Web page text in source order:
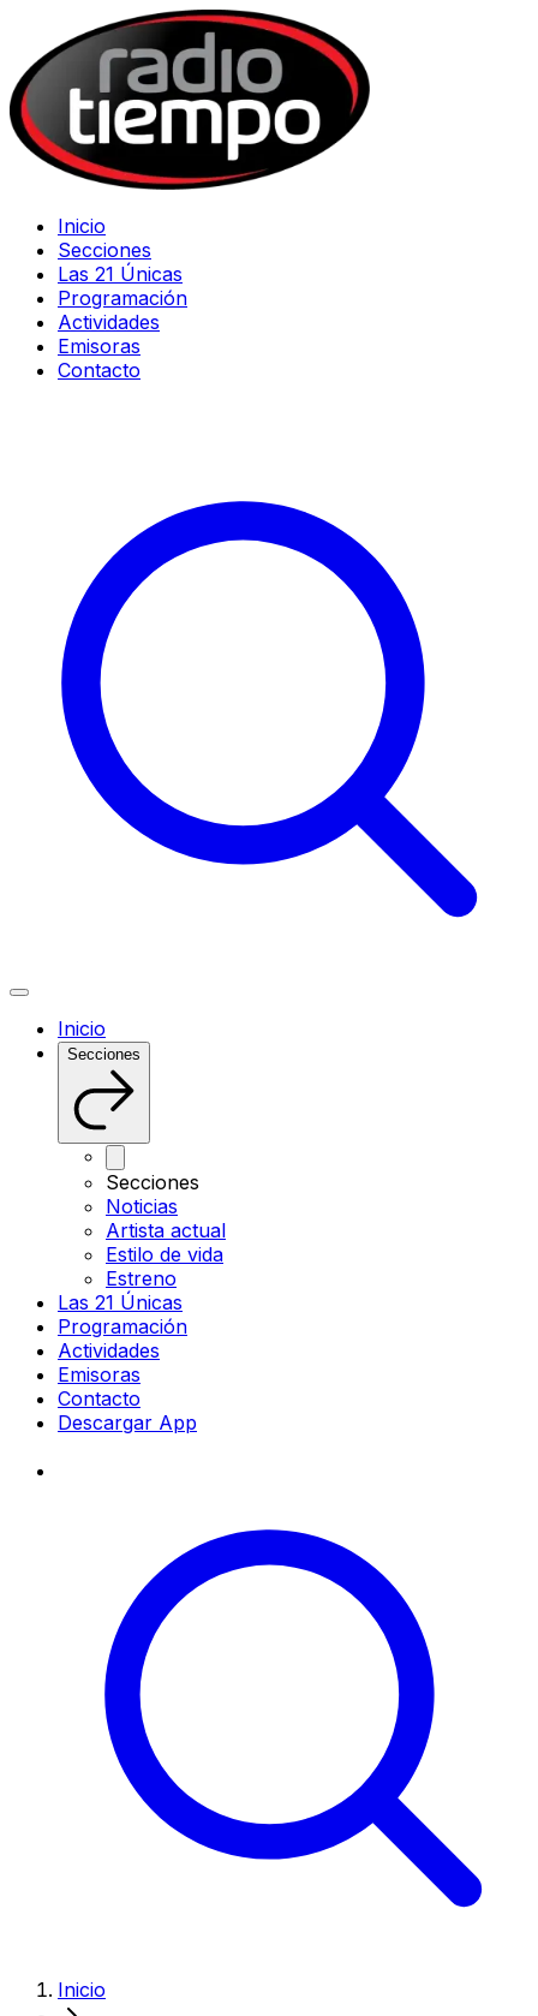
Inicio
Secciones
Las 21 Únicas
Programación
Actividades
Emisoras
Contacto
Inicio
Secciones
Secciones
Noticias
Artista actual
Estilo de vida
Estreno
Las 21 Únicas
Programación
Actividades
Emisoras
Contacto
Descargar App
Inicio